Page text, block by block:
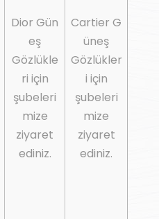
Dior Gün
eş
Gözlükle
ri için
şubeleri
mize
ziyaret
ediniz.
Cartier G
üneş
Gözlükler
i için
şubeleri
mize
ziyaret
ediniz.